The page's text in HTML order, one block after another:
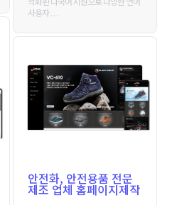
사용자 . . .
안전화, 안전용품 전문
제조 업체 홈페이지제작